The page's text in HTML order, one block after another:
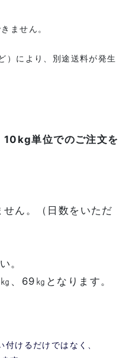
ません。
）により、別途送料が発生
10kg単位でのご注文を
ん。（日数をいただ
。
、69㎏となります。
けるだけではなく、